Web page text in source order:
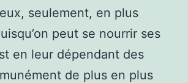
seulement, en plus
peut se nourrir ses
en leur dépendant des
de plus en plus